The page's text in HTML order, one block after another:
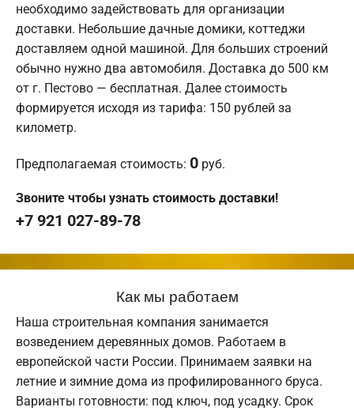
необходимо задействовать для организации
доставки. Небольшие дачные домики, коттеджи
доставляем одной машиной. Для больших строений
обычно нужно два автомобиля. Доставка до 500 км
от г. Пестово — бесплатная. Далее стоимость
формируется исходя из тарифа: 150 рублей за
километр.
Предполагаемая стоимость: 0 руб.
Звоните чтобы узнать стоимость доставки!
+7 921 027-89-78
Как мы работаем
Наша строительная компания занимается
возведением деревянных домов. Работаем в
европейской части России. Принимаем заявки на
летние и зимние дома из профилированного бруса.
Варианты готовности: под ключ, под усадку. Срок